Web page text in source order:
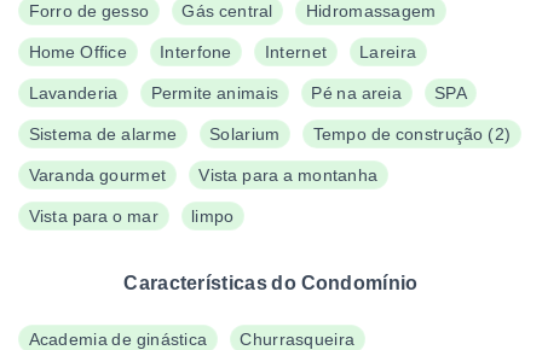
Forro de gesso Gás central Hidromassagem
Home Office Interfone Internet Lareira
Lavanderia Permite animais Pé na areia SPA
Sistema de alarme Solarium Tempo de construção (2)
Varanda gourmet Vista para a montanha
Vista para o mar limpo
Características do Condomínio
Academia de ginástica Churrasqueira